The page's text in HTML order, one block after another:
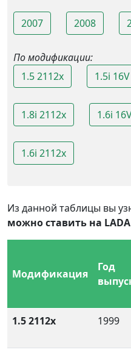
2007 2008
По модификации:
1.5 2112x
1.5i
1.8i 2112x 1.6i
1.6i 2112x
Из данной таблицы вы
можно ставить на LADA
Модификация
Год
1.5 2112x 1999